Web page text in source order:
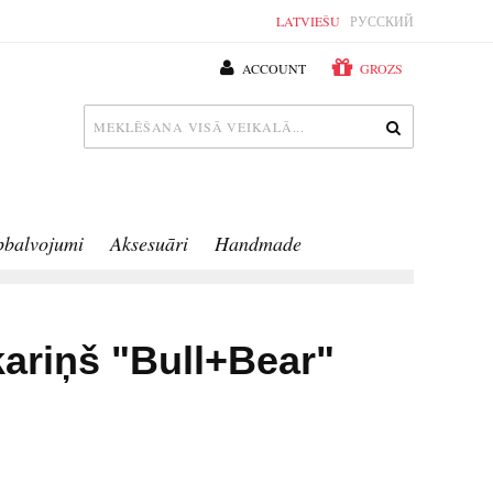
LATVIEŠU РУССКИЙ
ACCOUNT GROZS
Aksesuāri Handmade
"Bull+Bear"